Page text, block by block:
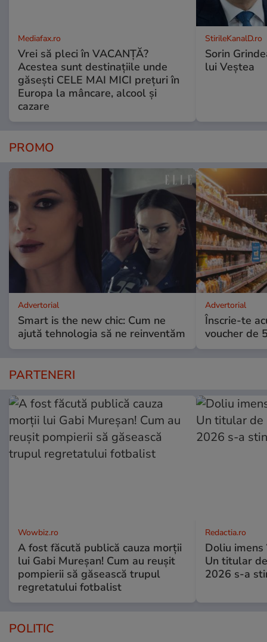
Mediafax.ro
Vrei să pleci în VACANȚĂ?
Acestea sunt destinațiile unde
găsești CELE MAI MICI prețuri în
Europa la mâncare, alcool și
cazare
StirileKanalD.ro
Sorin
lui Veștea
PROMO
Advertorial
Smart is the new chic: Cum ne
ajută tehnologia să ne reinventăm
Advertorial
Înscrie-te
voucher de
PARTENERI
Wowbiz.ro
A fost făcută publică cauza morții
lui Gabi Mureșan! Cum au reușit
pompierii să găsească trupul
regretatului fotbalist
Redactia.ro
Doliu
Un titular
2026 s-a
POLITIC